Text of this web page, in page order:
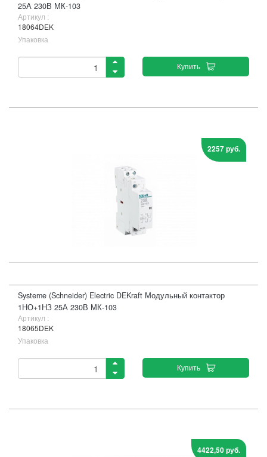
25А 230В МК-103
Артикул :
18064DEK
Упаковка
Купить
2257 руб.
Systeme (Schneider) Electric DEKraft Модульный контактор
1НО+1НЗ 25А 230В МК-103
Артикул :
18065DEK
Упаковка
Купить
4422,50 руб.